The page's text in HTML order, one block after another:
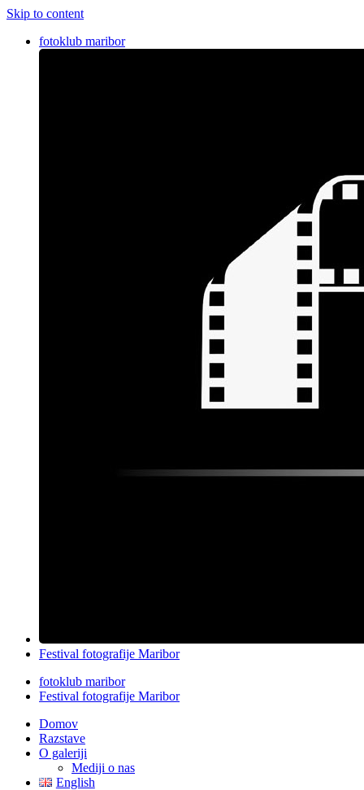
Skip to content
fotoklub maribor
Festival fotografije Maribor
fotoklub maribor
Festival fotografije Maribor
Domov
Razstave
O galeriji
Mediji o nas
English